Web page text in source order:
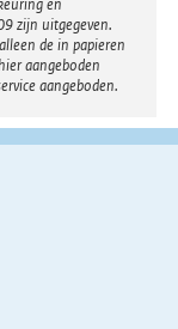
en
zijn uitgegeven.
de in papieren
aangeboden
aangeboden.